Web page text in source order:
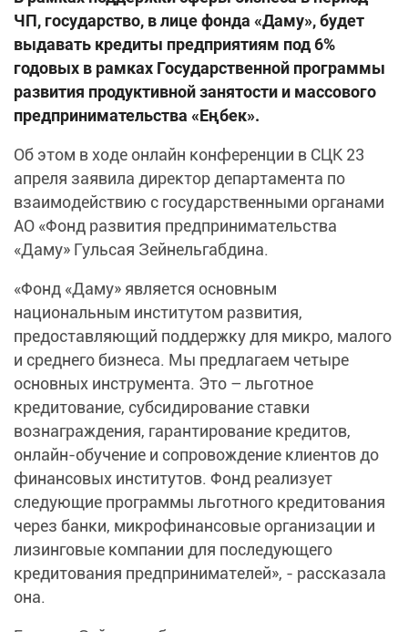
ЧП, государство, в лице фонда «Даму», будет
выдавать кредиты предприятиям под 6%
годовых в рамках Государственной программы
развития продуктивной занятости и массового
предпринимательства «Еңбек».
Об этом в ходе онлайн конференции в СЦК 23
апреля заявила директор департамента по
взаимодействию с государственными органами
АО «Фонд развития предпринимательства
«Даму» Гульсая Зейнельгабдина.
«Фонд «Даму» является основным
национальным институтом развития,
предоставляющий поддержку для микро, малого
и среднего бизнеса. Мы предлагаем четыре
основных инструмента. Это – льготное
кредитование, субсидирование ставки
вознаграждения, гарантирование кредитов,
онлайн-обучение и сопровождение клиентов до
финансовых институтов. Фонд реализует
следующие программы льготного кредитования
через банки, микрофинансовые организации и
лизинговые компании для последующего
кредитования предпринимателей», - рассказала
она.